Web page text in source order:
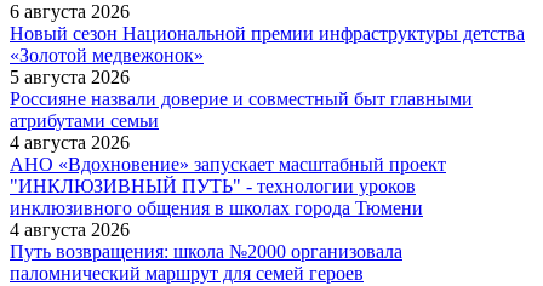
6 августа 2026
Новый сезон Национальной премии инфраструктуры детства
«Золотой медвежонок»
5 августа 2026
Россияне назвали доверие и совместный быт главными
атрибутами семьи
4 августа 2026
АНО «Вдохновение» запускает масштабный проект
"ИНКЛЮЗИВНЫЙ ПУТЬ" - технологии уроков
инклюзивного общения в школах города Тюмени
4 августа 2026
Путь возвращения: школа №2000 организовала
паломнический маршрут для семей героев